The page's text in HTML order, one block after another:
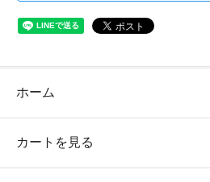
ホーム
カートを見る